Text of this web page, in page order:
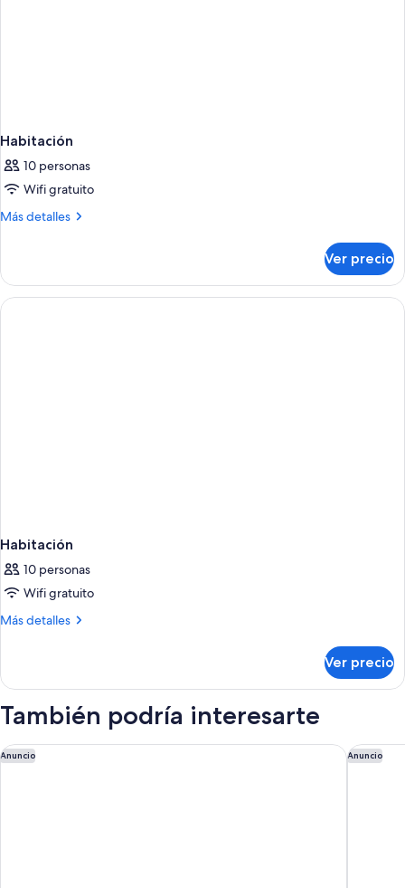
Habitación
10 personas
Wifi gratuito
Más detalles
Más
Ver precio
Habitación
10 personas
Wifi gratuito
Más detalles
Más
Ver precio
También podría interesarte
Anuncio
Nobu Hotel Roma Anuncio
The